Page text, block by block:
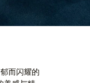
而闪耀的